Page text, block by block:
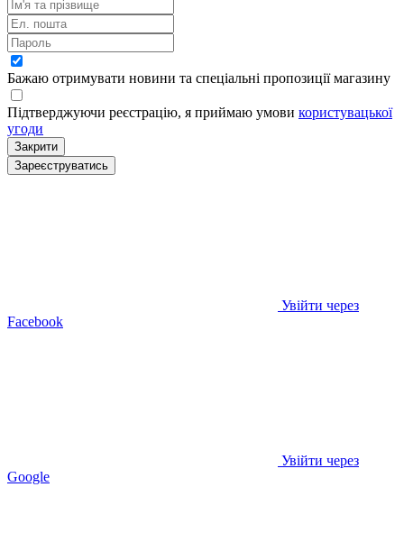
Бажаю отримувати новини та спеціальні пропозиціїмагазину
Підтверджуючи реєстрацію, я приймаю умови користувацької
угоди
Закрити
Зареєструватись
Увійти через
Facebook
Увійти через
Google